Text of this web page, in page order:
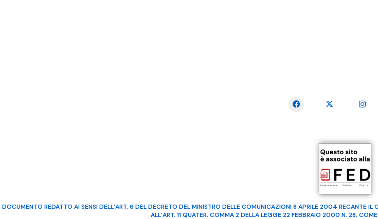
DOCUMENTO REDATTO AI SENSI DELL’ART. 6 DEL DECRETO DEL MINISTRO DELLE COMUNICAZIONI 8 APRILE 2004 RECANTE
ALL’ART. 11 QUATER, COMMA 2 DELLA LEGGE 22 FEBBRAIO 2000 N. 28,